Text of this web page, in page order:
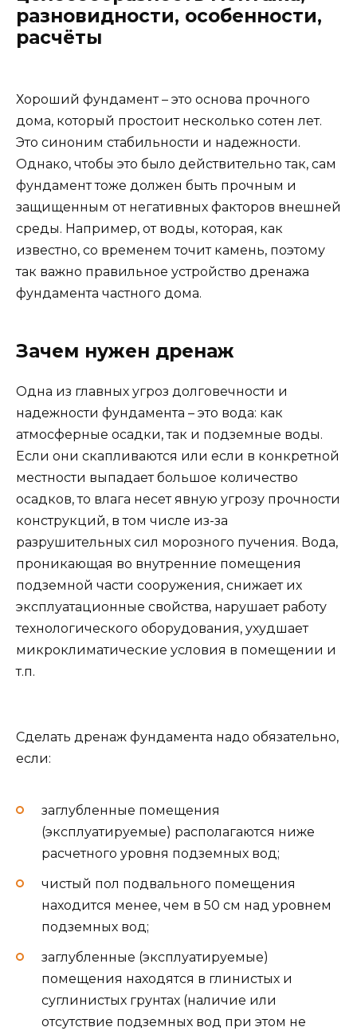
разновидности, особенности,
расчёты
Хороший фундамент – это основа прочного
дома, который простоит несколько сотен лет.
Это синоним стабильности и надежности.
Однако, чтобы это было действительно так, сам
фундамент тоже должен быть прочным и
защищенным от негативных факторов внешней
среды. Например, от воды, которая, как
известно, со временем точит камень, поэтому
так важно правильное устройство дренажа
фундамента частного дома.
Зачем нужен дренаж
Одна из главных угроз долговечности и
надежности фундамента – это вода: как
атмосферные осадки, так и подземные воды.
Если они скапливаются или если в конкретной
местности выпадает большое количество
осадков, то влага несет явную угрозу прочности
конструкций, в том числе из-за
разрушительных сил морозного пучения. Вода,
проникающая во внутренние помещения
подземной части сооружения, снижает их
эксплуатационные свойства, нарушает работу
технологического оборудования, ухудшает
микроклиматические условия в помещении и
т.п.
Сделать дренаж фундамента надо обязательно,
если:
заглубленные помещения
(эксплуатируемые) располагаются ниже
расчетного уровня подземных вод;
чистый пол подвального помещения
находится менее, чем в 50 см над уровнем
подземных вод;
заглубленные (эксплуатируемые)
помещения находятся в глинистых и
суглинистых грунтах (наличие или
отсутствие подземных вод при этом не